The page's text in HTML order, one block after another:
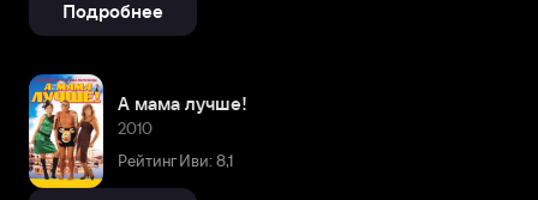
Подробнее
А мама лучше!
2010
Рейтинг Иви: 8,1